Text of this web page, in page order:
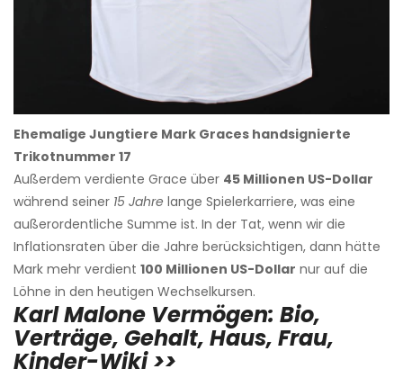
Ehemalige Jungtiere Mark Graces handsignierte
Trikotnummer 17
Außerdem verdiente Grace über 45 Millionen US-Dollar
während seiner 15 Jahre lange Spielerkarriere, was eine
außerordentliche Summe ist. In der Tat, wenn wir die
Inflationsraten über die Jahre berücksichtigen, dann hätte
Mark mehr verdient 100 Millionen US-Dollar nur auf die
Löhne in den heutigen Wechselkursen.
Karl Malone Vermögen: Bio,
Verträge, Gehalt, Haus, Frau,
Kinder-Wiki >>